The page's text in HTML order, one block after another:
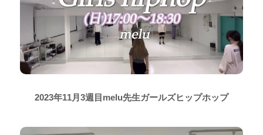
2023年11月3週目melu先生ガールズヒップホップ